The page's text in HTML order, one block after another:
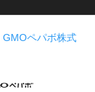
GMOペパボ株式